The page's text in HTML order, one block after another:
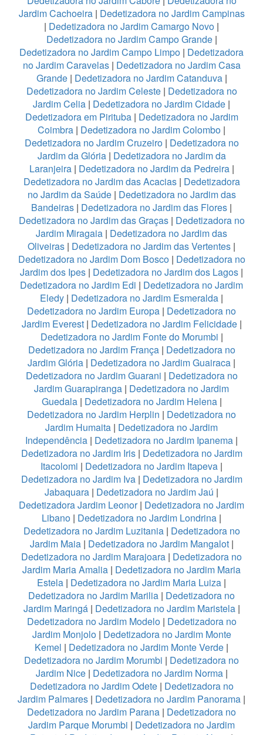
Jardim Cachoeira| Dedetizadora no Jardim Campinas
| Dedetizadora no Jardim Camargo Novo |
Dedetizadora no Jardim Campo Grande|
Dedetizadora no Jardim Campo Limpo | Dedetizadora
no Jardim Caravelas| Dedetizadora no Jardim Casa
Grande| Dedetizadora no Jardim Catanduva|
Dedetizadora no Jardim Celeste| Dedetizadora no
Jardim Celia | Dedetizadora no Jardim Cidade |
Dedetizadora em Pirituba| Dedetizadora no Jardim
Coimbra | Dedetizadora no Jardim Colombo |
Dedetizadora no Jardim Cruzeiro| Dedetizadora no
Jardim da Glória| Dedetizadora no Jardim da
Laranjeira| Dedetizadora no Jardim da Pedreira|
Dedetizadora no Jardim das Acacias| Dedetizadora
no Jardim da Saúde| Dedetizadora no Jardim das
Bandeiras | Dedetizadora no Jardim das Flores |
Dedetizadora no Jardim das Graças| Dedetizadora no
Jardim Miragaia | Dedetizadora no Jardim das
Oliveiras | Dedetizadora no Jardim das Vertentes |
Dedetizadora no Jardim Dom Bosco| Dedetizadora no
Jardim dos Ipes | Dedetizadora no Jardim dos Lagos |
Dedetizadora no Jardim Edi | Dedetizadora no Jardim
Eledy | Dedetizadora no Jardim Esmeralda |
Dedetizadora no Jardim Europa | Dedetizadora no
Jardim Everest| Dedetizadora no Jardim Felicidade|
Dedetizadora no Jardim Fonte do Morumbi |
Dedetizadora no Jardim França| Dedetizadora no
Jardim Glória | Dedetizadora no Jardim Guairaca |
Dedetizadora no Jardim Guarani | Dedetizadora no
Jardim Guarapiranga | Dedetizadora no Jardim
Guedala| Dedetizadora no Jardim Helena|
Dedetizadora no Jardim Herplin | Dedetizadora no
Jardim Humaita | Dedetizadora no Jardim
Independência | Dedetizadora no Jardim Ipanema |
Dedetizadora no Jardim Iris| Dedetizadora no Jardim
Itacolomi | Dedetizadora no Jardim Itapeva |
Dedetizadora no Jardim Iva| Dedetizadora no Jardim
Jabaquara | Dedetizadora no Jardim Jaú |
Dedetizadora Jardim Leonor| Dedetizadora no Jardim
Libano | Dedetizadora no Jardim Londrina |
Dedetizadora no Jardim Luzitania| Dedetizadora no
Jardim Maia| Dedetizadora no Jardim Mangalot|
Dedetizadora no Jardim Marajoara | Dedetizadora no
Jardim Maria Amalia | Dedetizadora no Jardim Maria
Estela | Dedetizadora no Jardim Maria Luiza |
Dedetizadora no Jardim Marilia | Dedetizadora no
Jardim Maringá| Dedetizadora no Jardim Maristela|
Dedetizadora no Jardim Modelo| Dedetizadora no
Jardim Monjolo| Dedetizadora no Jardim Monte
Kemel | Dedetizadora no Jardim Monte Verde |
Dedetizadora no Jardim Morumbi | Dedetizadora no
Jardim Nice| Dedetizadora no Jardim Norma|
Dedetizadora no Jardim Odete| Dedetizadora no
Jardim Palmares | Dedetizadora no Jardim Panorama |
Dedetizadora no Jardim Parana | Dedetizadora no
Jardim Parque Morumbi | Dedetizadora no Jardim